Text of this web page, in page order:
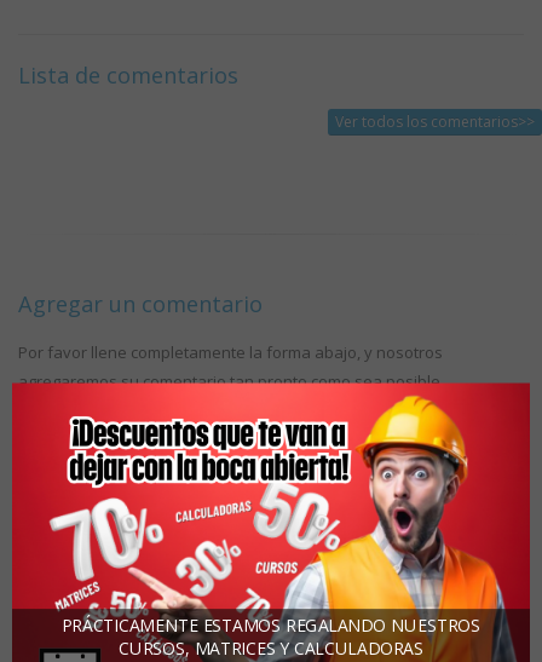
Lista de comentarios
Ver todos los comentarios>>
Agregar un comentario
Por favor llene completamente la forma abajo, y nosotros
agregaremos su comentario tan pronto como sea posible.
Una calificación: (1 malo 5 muy bueno) 1 2 3
Estoy calificando:
Asunto:PRÁCTICAMENTE ESTAMOS REGALANDO NUESTROS
CURSOS, MATRICES Y CALCULADORAS